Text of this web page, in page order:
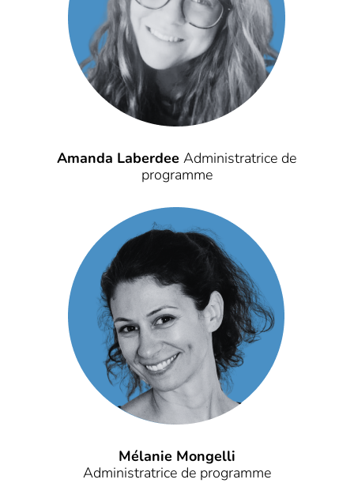
Amanda Laberdee Administratrice de
programme
Mélanie Mongelli
Administratrice de programme